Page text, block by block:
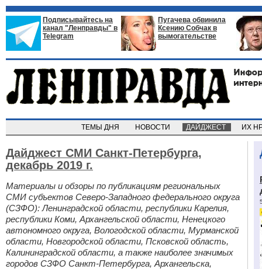
Подписывайтесь на
канал "Ленправды" в
Telegram
Пугачева обвинила
Ксению Собчак в
вымогательстве
ТЕМЫ ДНЯ НОВОСТИ ДАЙДЖЕСТ ИХ
Дайджест СМИ Санкт-Петербурга,
декабрь 2019 г.
Материалы и обзоры по публикациям региональных
СМИ субъектов Северо-Западного федерального округа
(СЗФО): Ленинградской области, республики Карелия,
республики Коми, Архангельской области, Ненецкого
автономного округа, Вологодской области, Мурманской
области, Новгородской области, Псковской область,
Калининградской области, а также наиболее значимых
городов СЗФО Санкт-Петербурга, Архангельска,